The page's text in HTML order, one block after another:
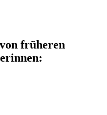
früheren